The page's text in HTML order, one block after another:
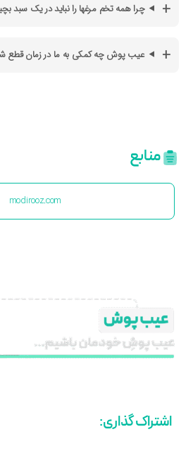
چرا همه تخم مرغها را نباید در یک سبد بچینیم؟
عیب پوش چه کمکی به ما در زمان قطع شدن
منابع
modirooz.com
اشتراک گذاری: